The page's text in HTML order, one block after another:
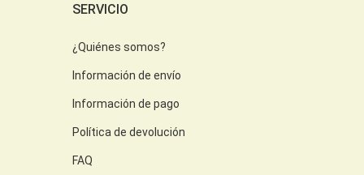
SERVICIO
¿Quiénes somos?
Información de envío
Información de pago
Política de devolución
FAQ